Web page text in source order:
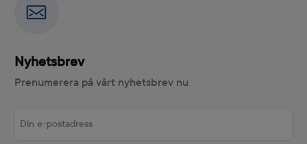
Nyhetsbrev
Prenumerera på vårt nyhetsbrev nu